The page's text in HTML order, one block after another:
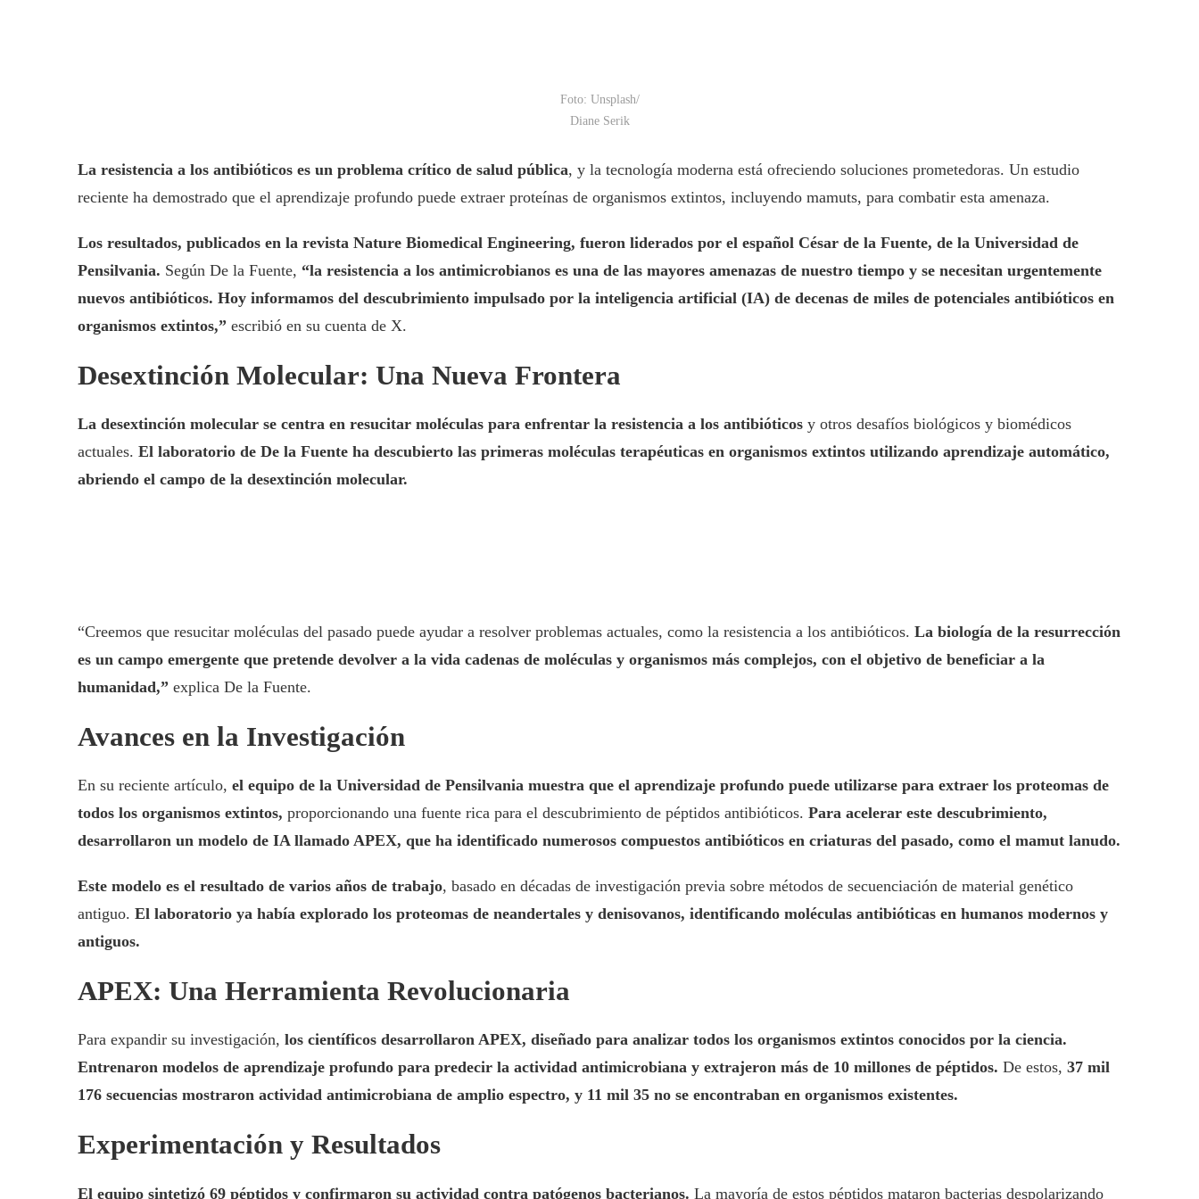
Foto: Unsplash/
Diane Serik
La resistencia a los antibióticos es un problema crítico de salud pública, y la tecnología moderna está ofreciendo soluciones prometedoras. Un estudio
reciente ha demostrado que el aprendizaje profundo puede extraer proteínas de organismos extintos, incluyendo mamuts, para combatir esta amenaza.
Los resultados, publicados en la revista Nature Biomedical Engineering, fueron liderados por el español César de la Fuente, de la Universidad de
Pensilvania. Según De la Fuente, “la resistencia a los antimicrobianos es una de las mayores amenazas de nuestro tiempo y se necesitan urgentemente
nuevos antibióticos. Hoy informamos del descubrimiento impulsado por la inteligencia artificial (IA) de decenas de miles de potenciales antibióticos en
organismos extintos,” escribió en su cuenta de X.
Desextinción Molecular: Una Nueva Frontera
La desextinción molecular se centra en resucitar moléculas para enfrentar la resistencia a los antibióticos y otros desafíos biológicos y biomédicos
actuales. El laboratorio de De la Fuente ha descubierto las primeras moléculas terapéuticas en organismos extintos utilizando aprendizaje automático,
abriendo el campo de la desextinción molecular.
“Creemos que resucitar moléculas del pasado puede ayudar a resolver problemas actuales, como la resistencia a los antibióticos. La biología de la resurrección
es un campo emergente que pretende devolver a la vida cadenas de moléculas y organismos más complejos, con el objetivo de beneficiar a la
humanidad,” explica De la Fuente.
Avances en la Investigación
En su reciente artículo, el equipo de la Universidad de Pensilvania muestra que el aprendizaje profundo puede utilizarse para extraer los proteomas de
todos los organismos extintos, proporcionando una fuente rica para el descubrimiento de péptidos antibióticos. Para acelerar este descubrimiento,
desarrollaron un modelo de IA llamado APEX, que ha identificado numerosos compuestos antibióticos en criaturas del pasado, como el mamut lanudo.
Este modelo es el resultado de varios años de trabajo, basado en décadas de investigación previa sobre métodos de secuenciación de material genético
antiguo. El laboratorio ya había explorado los proteomas de neandertales y denisovanos, identificando moléculas antibióticas en humanos modernos y
antiguos.
APEX: Una Herramienta Revolucionaria
Para expandir su investigación, los científicos desarrollaron APEX, diseñado para analizar todos los organismos extintos conocidos por la ciencia.
Entrenaron modelos de aprendizaje profundo para predecir la actividad antimicrobiana y extrajeron más de 10 millones de péptidos. De estos, 37 mil
176 secuencias mostraron actividad antimicrobiana de amplio espectro, y 11 mil 35 no se encontraban en organismos existentes.
Experimentación y Resultados
El equipo sintetizó 69 péptidos y confirmaron su actividad contra patógenos bacterianos. La mayoría de estos péptidos mataron bacterias despolarizando